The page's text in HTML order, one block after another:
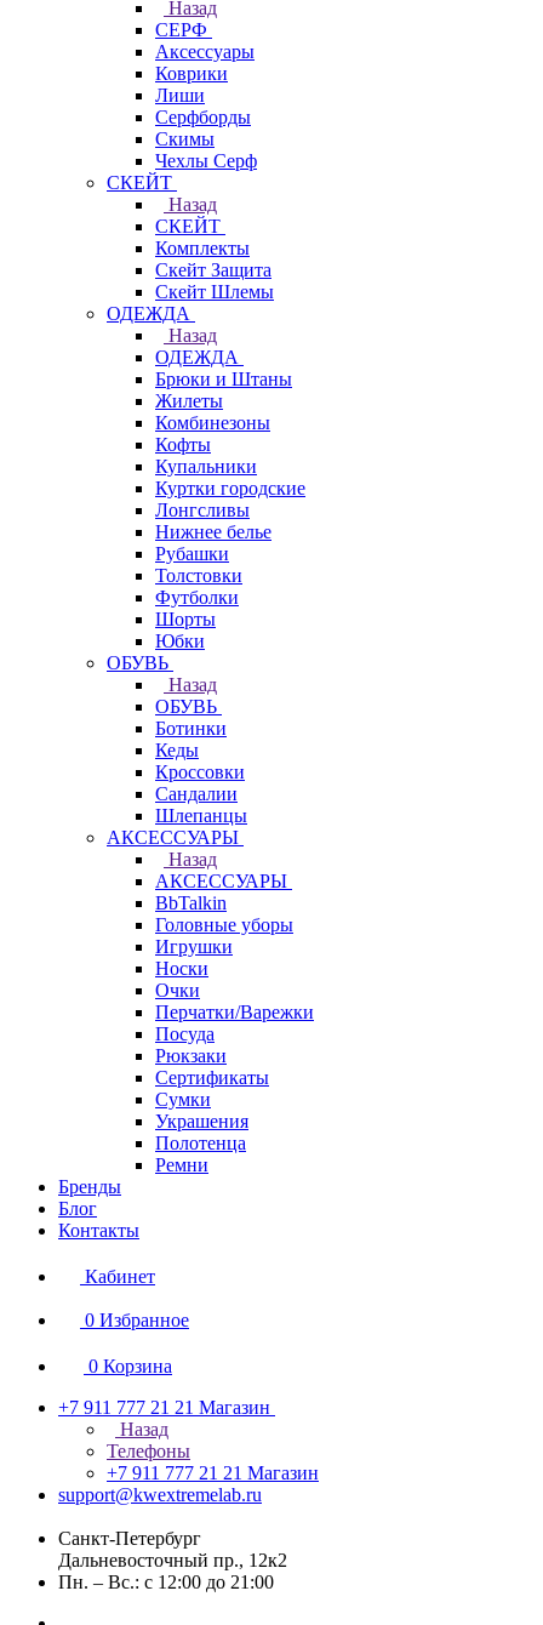
Назад
СЕРФ
Аксессуары
Коврики
Лиши
Серфборды
Скимы
Чехлы Cерф
СКЕЙТ
Назад
СКЕЙТ
Комплекты
Скейт Защита
Скейт Шлемы
ОДЕЖДА
Назад
ОДЕЖДА
Брюки и Штаны
Жилеты
Комбинезоны
Кофты
Купальники
Куртки городские
Лонгсливы
Нижнее белье
Рубашки
Толстовки
Футболки
Шорты
Юбки
ОБУВЬ
Назад
ОБУВЬ
Ботинки
Кеды
Кроссовки
Сандалии
Шлепанцы
АКСЕССУАРЫ
Назад
АКСЕССУАРЫ
BbTalkin
Головные уборы
Игрушки
Носки
Очки
Перчатки/Варежки
Посуда
Рюкзаки
Сертификаты
Сумки
Украшения
Полотенца
Ремни
Бренды
Блог
Контакты
Кабинет
0 Избранное
0 Корзина
+7 911 777 21 21 Магазин
Назад
Телефоны
+7 911 777 21 21 Магазин
support@kwextremelab.ru
Санкт-Петербург
Дальневосточный пр., 12к2
Пн. – Вс.: с 12:00 до 21:00